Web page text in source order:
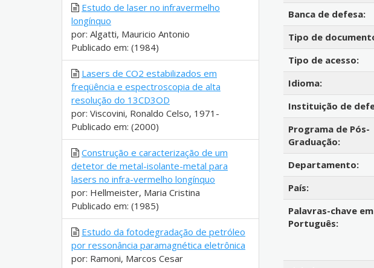
Banca de defesa:
Tipo de
Tipo de acesso:
Idioma:
Instituição de
Programa de Pós-
Graduação:
Departamento:
País:
Palavras-chave em
Português:
Estudo de laser no infravermelho
longínquo
por: Algatti, Mauricio Antonio
Publicado em: (1984)
Lasers de CO2 estabilizados em
freqüência e espectroscopia de alta
resolução do 13CD3OD
por: Viscovini, Ronaldo Celso, 1971-
Publicado em: (2000)
Construção e caracterização de um
detetor de metal-isolante-metal para
lasers no infra-vermelho longínquo
por: Hellmeister, Maria Cristina
Publicado em: (1985)
Estudo da fotodegradação de petróleo
por ressonância paramagnética eletrônica
por: Ramoni, Marcos Cesar